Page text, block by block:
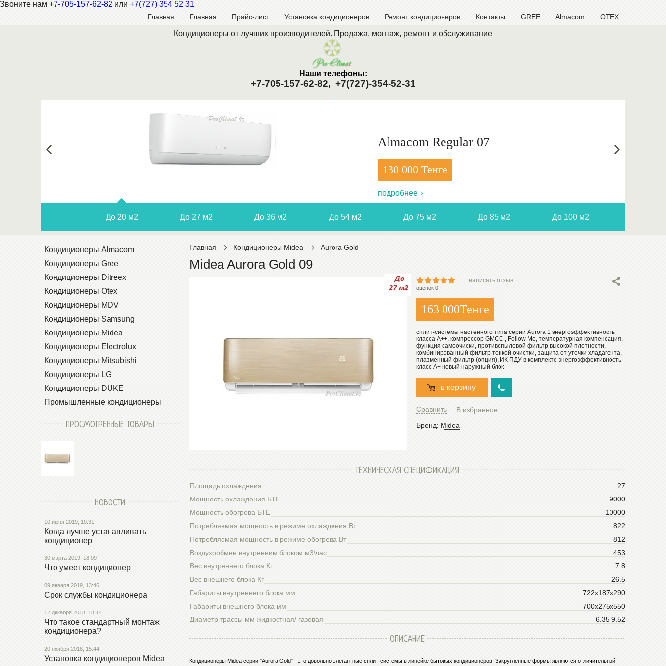
Звоните нам +7-705-157-62-82 или +7(727) 354 52 31
Главная Главная Прайс-лист Установка кондиционеров Ремонт кондиционеров Контакты GREE Almacom OTEX
Кондиционеры от лучших производителей. Продажа, монтаж, ремонт и обслуживание
Наши телефоны:
+7-705-157-62-82, +7(727)-354-52-31
.
Almacom Regular 07
130 000 Тенге
подробнее
До 20 м2 До 27 м2 До 36 м2 До 54 м2 До 75 м2 До 85 м2 До 100 м2
Кондиционеры Almacom
Кондиционеры Gree
Кондиционеры Ditreex
Кондиционеры Otex
Кондиционеры MDV
Кондиционеры Samsung
Кондиционеры Midea
Кондиционеры Electrolux
Кондиционеры Mitsubishi
Кондиционеры LG
Кондиционеры DUKE
Промышленные кондиционеры
Главная Кондиционеры Midea Aurora Gold
Midea Aurora Gold 09
оценок 0
написать отзыв
163 000Тенге
сплит-системы настенного типа серии Aurora 1 энергоэффективность
класса А++, компрессор GMCC , Follow Me, температурная компенсация,
функция самоочиски, противопылевой фильтр высокой плотности,
комбинированный фильтр тонкой очистки, защита от утечки хладагента,
плазменный фильтр (опция), ИК ПДУ в комплекте энергоэффективность
класс А+ новый наружный блок
в корзину
Сравнить
В избранное
Бренд: Midea
ТЕХНИЧЕСКАЯ СПЕЦИФИКАЦИЯ
Площадь охлаждения
27
Мощность охлаждения БТЕ
9000
Мощность обогрева БТЕ
10000
Потребляемая мощность в режиме охлаждения Вт
822
Потребляемая мощность в режиме обогрева Вт
812
Воздухообмен внутренним блоком м3\час
453
Вес внутреннего блока Кг
7.8
Вес внешнего блока Кг
26.5
Габариты внутреннего блока мм
722x187x290
Габариты внешнего блока мм
700x275x550
Диаметр трассы мм жидкостная/ газовая
6.35 9.52
ОПИСАНИЕ
Кондиционеры Midea серии "Aurora Gold" - это довольно элегантные сплит-системы в линейке бытовых кондиционеров. Закруглённые формы являются отличительной
ПРОСМОТРЕННЫЕ ТОВАРЫ
НОВОСТИ
10 июня 2019, 10:31
Когда лучше устанавливать
кондиционер
30 марта 2019, 18:09
Что умеет кондиционер
09 января 2019, 13:46
Срок службы кондиционера
12 декабря 2018, 18:14
Что такое стандартный монтаж
кондиционера?
20 ноября 2018, 15:44
Установка кондиционеров Midea